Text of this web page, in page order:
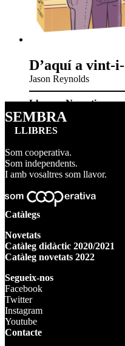
D’aquí a vint-
Jason Reynolds
Llavors,Narrativa
SEMBRA
LLIBRES
Som cooperativa.
Som independents.
I amb vosaltres som llavor.
Catàlegs
Novetats
Catàleg didàctic 2020/2021
Catàleg novetats 2022
Segueix-nos
Facebook
Twitter
Instagram
Youtube
Contacte